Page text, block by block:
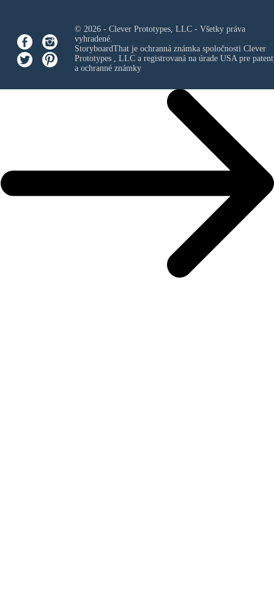
© 2026 - Clever Prototypes, LLC - Všetky práva
vyhradené.
StoryboardThat je ochranná známka spoločnosti Clever
Prototypes , LLCa registrovaná na úrade USA pre
a ochranné známky